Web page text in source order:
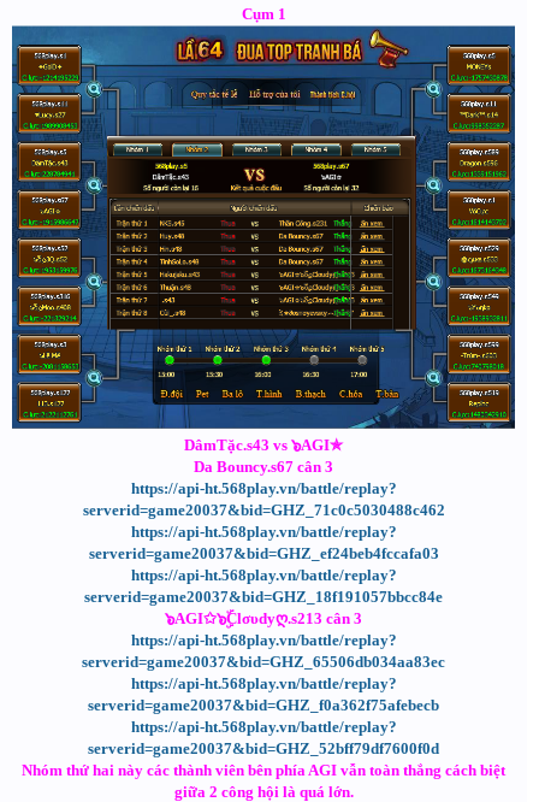
Cụm 1
DâmTặc.s43 vs ๖AGI✯
Da Bouncy.s67 cân 3
https://api-ht.568play.vn/battle/replay?
serverid=game20037&bid=GHZ_71c0c5030488c462
https://api-ht.568play.vn/battle/replay?
serverid=game20037&bid=GHZ_ef24beb4fccafa03
https://api-ht.568play.vn/battle/replay?
serverid=game20037&bid=GHZ_18f191057bbcc84e
๖AGI✩๖ۣۜClσυdyღ.s213 cân 3
https://api-ht.568play.vn/battle/replay?
serverid=game20037&bid=GHZ_65506db034aa83ec
https://api-ht.568play.vn/battle/replay?
serverid=game20037&bid=GHZ_f0a362f75afebecb
https://api-ht.568play.vn/battle/replay?
serverid=game20037&bid=GHZ_52bff79df7600f0d
Nhóm thứ hai này các thành viên bên phía AGI vẫn toàn thắng cách biệt
giữa 2 công hội là quá lớn.